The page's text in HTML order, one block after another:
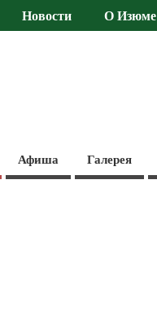
Новости О Изюме
Афиша Галерея